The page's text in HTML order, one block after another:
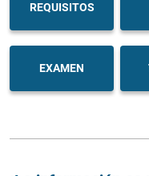
REQUISITOS
EXAMEN